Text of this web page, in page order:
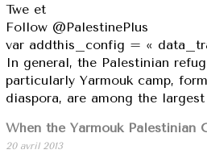
Twe et
Follow @PalestinePlus
var addthis_config = «
In general, the Palestinian
particularly Yarmouk camp,
diaspora, are among the largest
When the Yarmouk Palestinian
20 avril 2013